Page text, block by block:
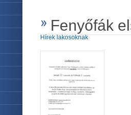
Fenyőfák
Hírek lakosoknak